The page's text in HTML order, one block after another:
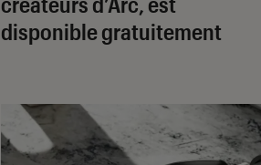
disponible gratuitement